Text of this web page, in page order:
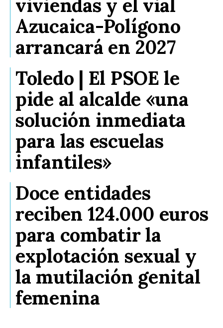
viviendas y el vial
Azucaica-Polígono
arrancará en 2027
Toledo | El PSOE le
pide al alcalde «una
solución inmediata
para las escuelas
infantiles»
Doce entidades
reciben 124.000 euros
para combatir la
explotación sexual y
la mutilación genital
femenina